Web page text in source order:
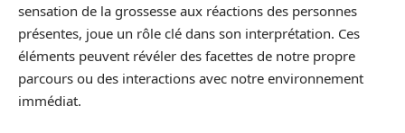
sensation de la grossesse aux réactions des personnes
présentes, joue un rôle clé dans son interprétation. Ces
éléments peuvent révéler des facettes de notre propre
parcours ou des interactions avec notre environnement
immédiat.